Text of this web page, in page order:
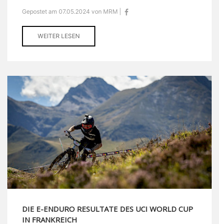
Gepostet am 07.05.2024 von MRM |
WEITER LESEN
DIE E-ENDURO RESULTATE DES UCI WORLD CUP
IN FRANKREICH